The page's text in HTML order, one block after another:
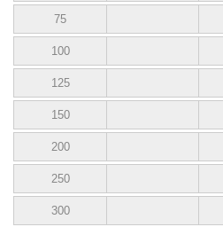
75
100
125
150
200
250
300